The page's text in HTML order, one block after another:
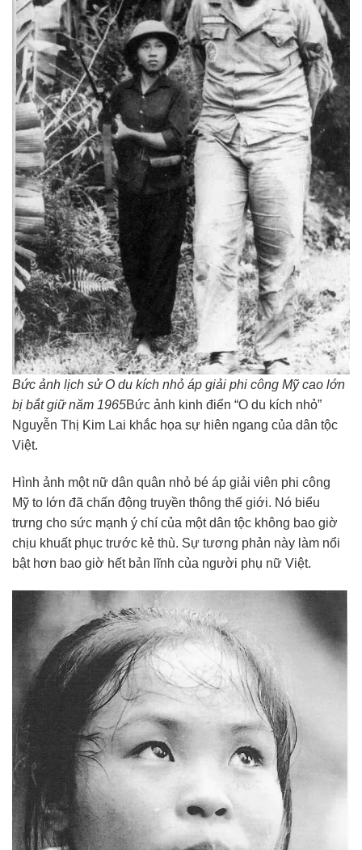
Bức ảnh lịch sử O du kích nhỏ áp giải phi công Mỹ cao lớn
bị bắt giữ năm 1965Bức ảnh kinh điển “O du kích nhỏ”
Nguyễn Thị Kim Lai khắc họa sự hiên ngang của dân tộc
Việt.
Hình ảnh một nữ dân quân nhỏ bé áp giải viên phi công
Mỹ to lớn đã chấn động truyền thông thế giới. Nó biểu
trưng cho sức mạnh ý chí của một dân tộc không bao giờ
chịu khuất phục trước kẻ thù. Sự tương phản này làm nổi
bật hơn bao giờ hết bản lĩnh của người phụ nữ Việt.